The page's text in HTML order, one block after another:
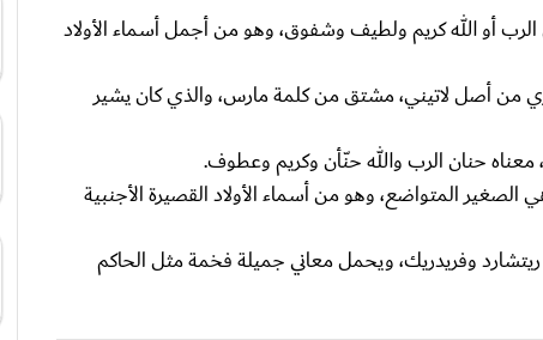
أو الله كريم ولطيف وشفوق، وهو من أجمل أسماء الأولاد
من أصل لاتيني، مشتق من كلمة مارس، والذي كان يشير
حنان الرب والله حنّأن وكريم وعطوف.
المتواضع، وهو من أسماء الأولاد القصيرة الأجنبية
وفريدريك، ويحمل معاني جميلة فخمة مثل الحاكم